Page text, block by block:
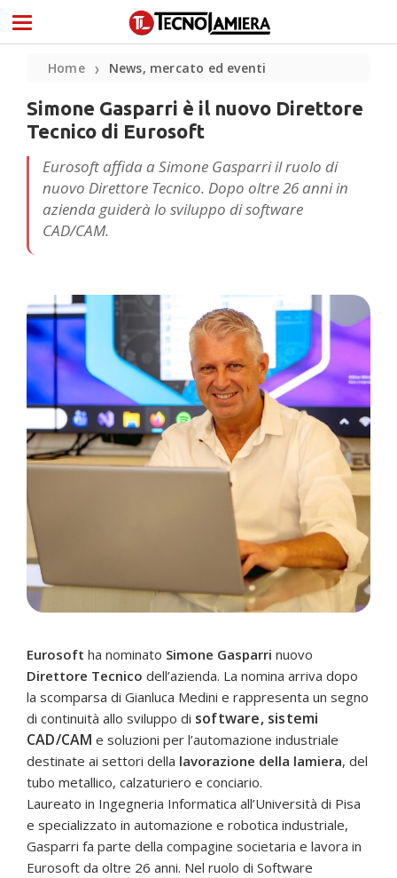
Home ❯ News, mercato ed eventi
Simone Gasparri è il nuovo Direttore
Tecnico di Eurosoft
Eurosoft affida a Simone Gasparri il ruolo di
nuovo Direttore Tecnico. Dopo oltre 26 anni in
azienda guiderà lo sviluppo di software
CAD/CAM.
Eurosoft ha nominato Simone Gasparri nuovo
Direttore Tecnico dell’azienda. La nomina arriva dopo
la scomparsa di Gianluca Medini e rappresenta un segno
di continuità allo sviluppo di software, sistemi
CAD/CAM e soluzioni per l’automazione industriale
destinate ai settori della lavorazione della lamiera, del
tubo metallico, calzaturiero e conciario.
Laureato in Ingegneria Informatica all’Università di Pisa
e specializzato in automazione e robotica industriale,
Gasparri fa parte della compagine societaria e lavora in
Eurosoft da oltre 26 anni. Nel ruolo di Software